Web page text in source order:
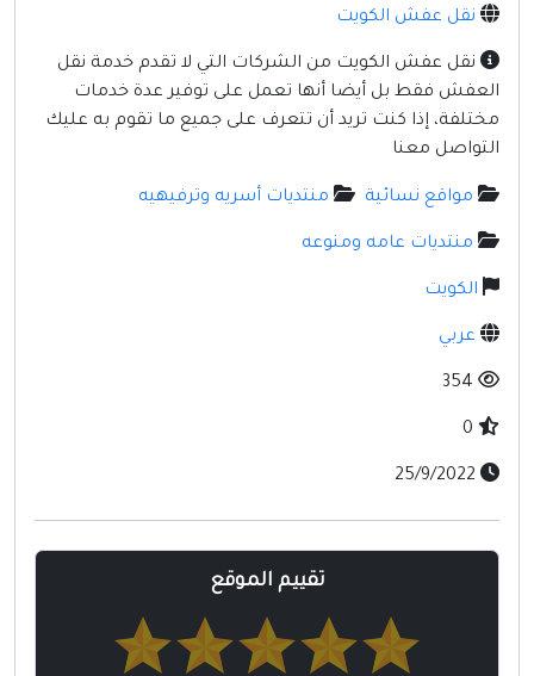
إنترنت وشبكات
الأسرة والترفيه
كمبيوتر وبرامج
مواقع إخباريه
مواقع إسلامية
نقل عفش الكويت
نقل عفش الكويت من الشركات التي لا تقدم خدمة نقل
العفش فقط بل أيضا أنها تعمل على توفير عدة خدمات
مختلفة، إذا كنت تريد أن تتعرف على جميع ما تقوم به عليك
التواصل معنا
مواقع نسائية منتديات أسريه وترفيهيه
منتديات عامه ومنوعه
الكويت
عربي
تقييم الموقع